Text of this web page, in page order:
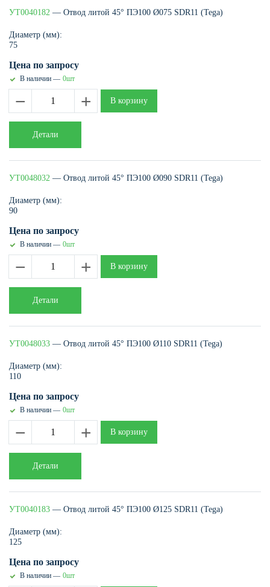
УТ0040182 — Отвод литой 45° ПЭ100 Ø075 SDR11 (Tega)
Детали
Диаметр (мм):
75
Цена по запросу
В наличии — 0шт
− + В корзину
УТ0048032 — Отвод литой 45° ПЭ100 Ø090 SDR11 (Tega)
Детали
Диаметр (мм):
90
Цена по запросу
В наличии — 0шт
− + В корзину
УТ0048033 — Отвод литой 45° ПЭ100 Ø110 SDR11 (Tega)
Детали
Диаметр (мм):
110
Цена по запросу
В наличии — 0шт
− + В корзину
УТ0040183 — Отвод литой 45° ПЭ100 Ø125 SDR11 (Tega)
Диаметр (мм):
125
Цена по запросу
В наличии — 0шт